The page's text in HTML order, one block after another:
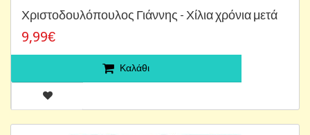
Χριστοδουλόπουλος Γιάννης - Χίλια χρόνια μετά
9,99€
Καλάθι